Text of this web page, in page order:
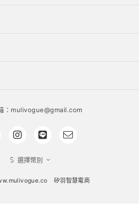
：mulivogue@gmail.com
選擇幣別
矽羽智慧電商